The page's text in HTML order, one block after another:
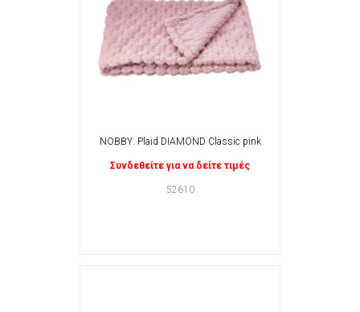
NOBBY: Plaid DIAMOND Classic pink
Συνδεθείτε για να δείτε τιμές
52610